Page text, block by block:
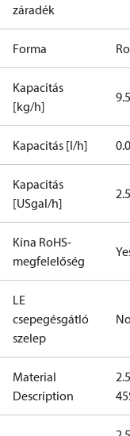
záradék
Forma
Kapacitás
[kg/h]
Kapacitás [l/h]
Kapacitás
[USgal/h]
Kína RoHS-
megfelelőség
LE
csepegésgátló
szelep
Material
Description